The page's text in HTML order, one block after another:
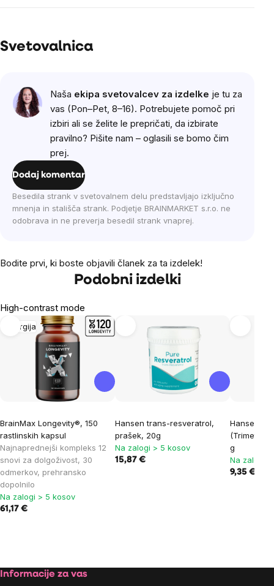
Svetovalnica
Naša ekipa svetovalcev za izdelke je tu za
vas (Pon–Pet, 8–16). Potrebujete pomoč pri
izbiri ali se želite le prepričati, da izbirate
pravilno? Pišite nam – oglasili se bomo čim
prej.
Dodaj komentar
Besedila strank v svetovalnem delu predstavljajo izključno
mnenja in stališča strank. Podjetje BRAINMARKET s.r.o. ne
odobrava in ne preverja besedil strank vnaprej.
Bodite prvi, ki boste objavili članek za ta izdelek!
Podobni izdelki
High-contrast mode
Energija
BrainMax Longevity®, 150
rastlinskih kapsul
Najnaprednejši kompleks 12
snovi za dolgoživost, 30
odmerkov, prehransko
dopolnilo
Na zalogi > 5 kosov
61,17 €
Hansen trans-resveratrol,
prašek, 20g
Na zalogi > 5 kosov
15,87 €
Hansen
g
Na zalogi
9,35 €
Footer
Informacije za vas